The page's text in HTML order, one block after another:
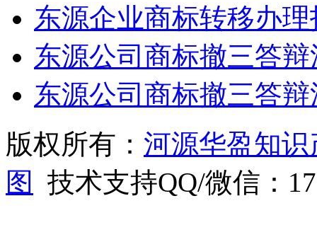
东源企业商标转移办理
东源公司商标撤三答
东源公司商标撤三答
版权所有： 河源华盈知
图
技术支持QQ/微信：